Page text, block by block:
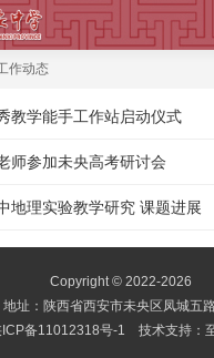
作动态
教学能手工作站启动仪式
师参加未央高考研讨会
地理实验教学研究 课题进展
Copyright © 2022-2026
地址：陕西省西安市未央区凤城五
ICP备11012318号-1
技术支持：